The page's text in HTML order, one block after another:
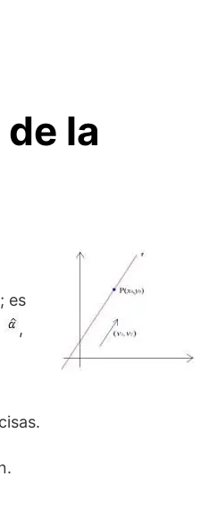
la
es
,